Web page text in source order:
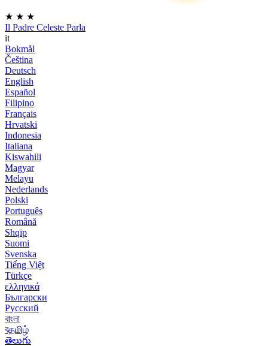
★ ★ ★
Il Padre Celeste Parla
it
Bokmål
Čeština
Deutsch
English
Español
Filipino
Français
Hrvatski
Indonesia
Italiana
Kiswahili
Magyar
Melayu
Nederlands
Polski
Português
Română
Shqip
Suomi
Svenska
Tiếng Việt
Türkçe
ελληνικά
Български
Русский
বাংলা
বதமிழ்
తెలుగు